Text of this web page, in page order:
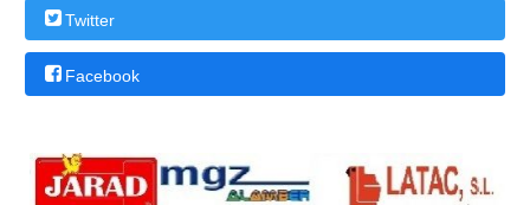
Twitter
Facebook